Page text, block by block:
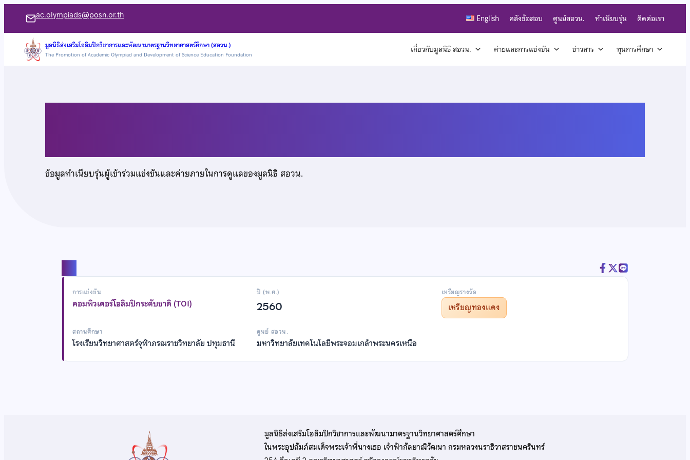
เนื้อหา
ac.olympiads@posn.or.th English คลังข้อสอบ ศูนย์สอวน. ทำเนียบรุ่น ติดต่อเรา
มูลนิธิส่งเสริมโอลิมปิกวิชาการและพัฒนามาตรฐานวิทยาศาสตร์ศึกษา (สอวน.)
The Promotion of Academic Olympiad and Development of Science Education Foundation เกี่ยวกับมูลนิธิ สอวน. ค่ายและการแข่งขัน ข่าวสาร ทุนการศึกษา
ข้อมูลทำเนียบรุ่นผู้เข้าร่วมแข่งขันและค่ายภายในการดูแลของมูลนิธิ สอวน.
การแข่งขัน
คอมพิวเตอร์โอลิมปิกระดับชาติ (TOI)
ปี (พ.ศ.)
2560
เหรียญรางวัล
เหรียญทองแดง
สถานศึกษา
โรงเรียนวิทยาศาสตร์จุฬาภรณราชวิทยาลัย ปทุมธานี
ศูนย์ สอวน.
มหาวิทยาลัยเทคโนโลยีพระจอมเกล้าพระนครเหนือ
มูลนิธิส่งเสริมโอลิมปิกวิชาการและพัฒนามาตรฐานวิทยาศาสตร์ศึกษา
ในพระอุปถัมภ์สมเด็จพระเจ้าพี่นางเธอ เจ้าฟ้ากัลยาณิวัฒนา กรมหลวงนราธิวาสราชนครินทร์